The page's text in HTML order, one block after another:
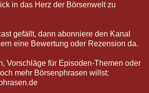
in das Herz der Börsenwelt zu
gefällt, dann abonniere den Kanal
eine Bewertung oder Rezension da.
Vorschläge für Episoden-Themen oder
mehr Börsenphrasen willst: